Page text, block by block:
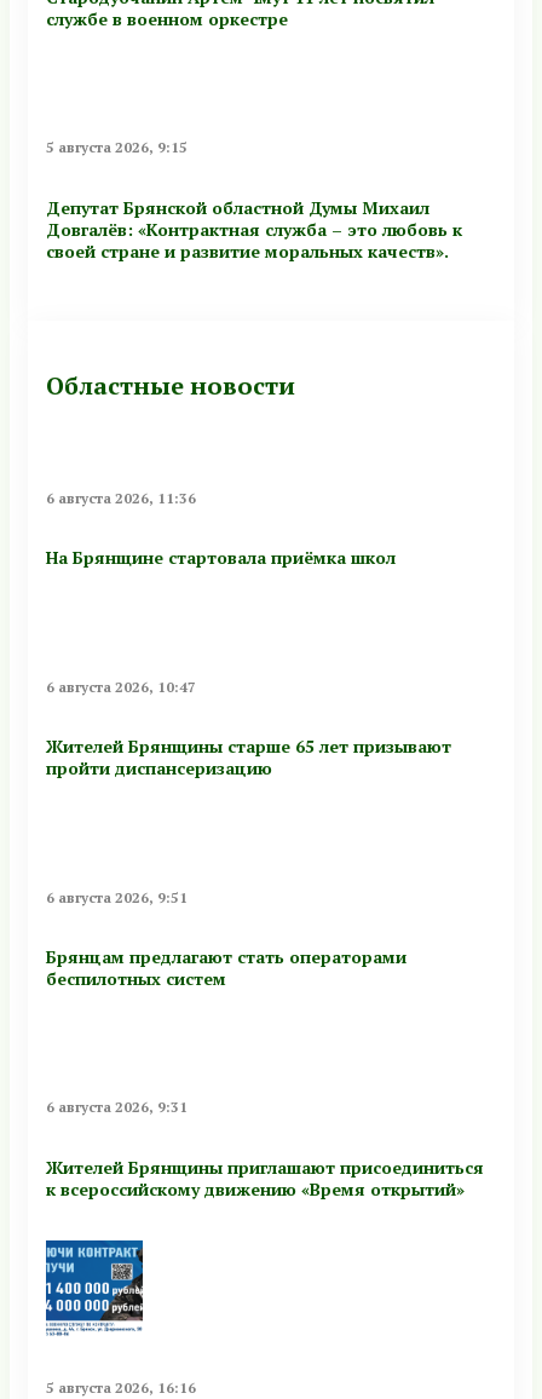
службе в военном оркестре
5 августа 2026, 9:15
Депутат Брянской областной Думы Михаил
Довгалёв: «Контрактная служба – это любовь к
своей стране и развитие моральных качеств».
Областные новости
6 августа 2026, 11:36
На Брянщине стартовала приёмка школ
6 августа 2026, 10:47
Жителей Брянщины старше 65 лет призывают
пройти диспансеризацию
6 августа 2026, 9:51
Брянцам предлагают стать оперaторами
бeспилотных систeм
6 августа 2026, 9:31
Жителей Брянщины приглашают присоединиться
к всероссийскому движению «Время открытий»
5 августа 2026, 16:16